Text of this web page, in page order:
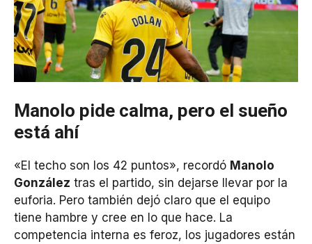
Manolo pide calma, pero el sueño
está ahí
«El techo son los 42 puntos», recordó Manolo
González tras el partido, sin dejarse llevar por la
euforia. Pero también dejó claro que el equipo
tiene hambre y cree en lo que hace. La
competencia interna es feroz, los jugadores están